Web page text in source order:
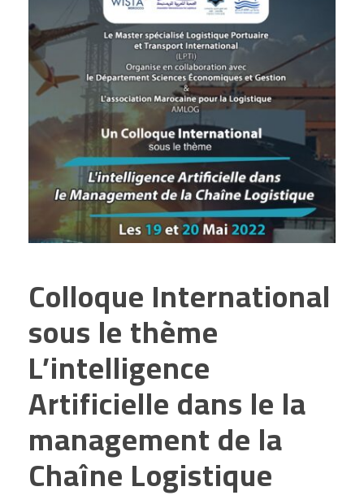
Colloque International
sous le thème
L’intelligence
Artificielle dans le la
management de la
Chaîne Logistique